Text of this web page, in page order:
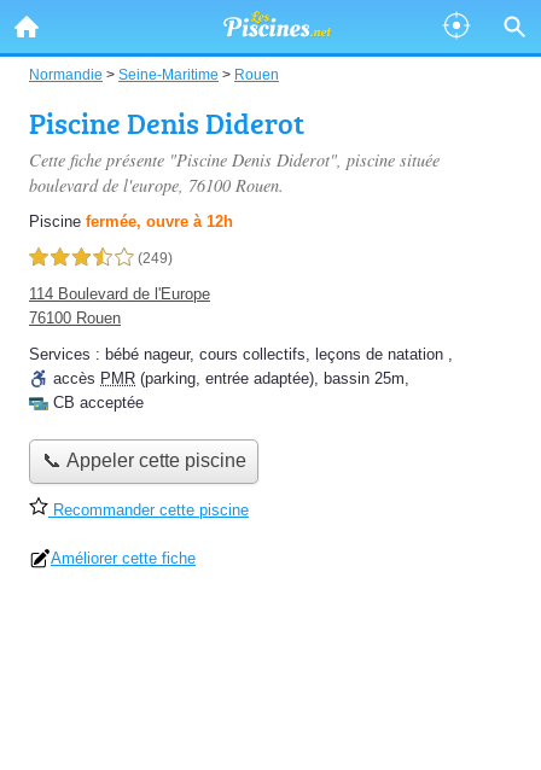
Normandie > Seine-Maritime > Rouen
Piscine Denis Diderot
Cette fiche présente "Piscine Denis Diderot", piscine située
boulevard de l'europe, 76100 Rouen.
Piscine fermée, ouvre à 12h
3,5 étoiles sur 5 (249)
114 Boulevard de l'Europe
76100 Rouen
Services : bébé nageur, cours collectifs, leçons de natation ,
accès PMR (parking, entrée adaptée), bassin 25m,
CB acceptée
📞 Appeler cette piscine
Recommander cette piscine
Améliorer cette fiche